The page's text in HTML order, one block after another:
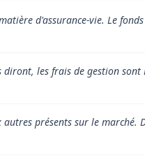
d'assurance-vie. Le
les frais de gestion
présents sur le marché.